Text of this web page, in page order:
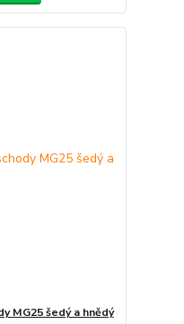
MG25 šedý a hnědý